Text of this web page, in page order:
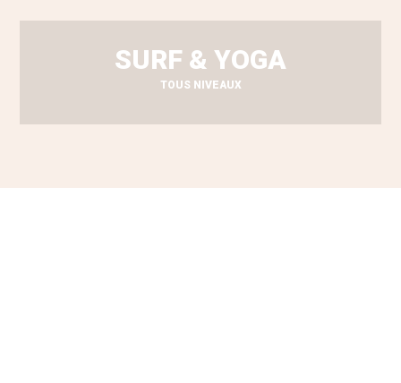
SURF & YOGA
TOUS NIVEAUX